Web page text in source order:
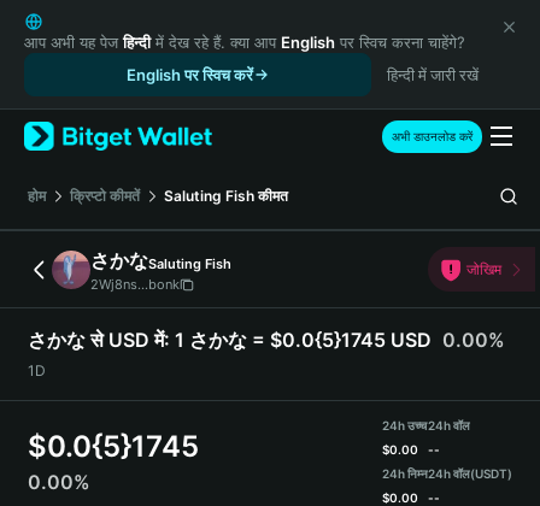
English
日本語
Русский
Español (Latinoamérica)
Türkçe
Italiano
Deutsch
简体中文
繁體中文
Português (Portugal)
Bahasa Indonesia
Español
आप अभी यह पेजहिन्दीमें देख रहे हैं. क्या आप English पर स्विच करना चाहेंगे?
English पर स्विच करें
हिन्दी में जारी रखें
अभी डाउनलोड करें
होम क्रिप्टो कीमतें Saluting Fish कीमत
さかなSaluting Fish
2Wj8ns...bonk
जोखिम
さかな से USD में: 1 さかな = $0.0{5}1745 USD 0.00%
1D
$0.0{5}1745
0.00%
24h उच्च
$0.00
24h निम्न
$0.00
24h वॉल
--
24h वॉल(USDT)
--